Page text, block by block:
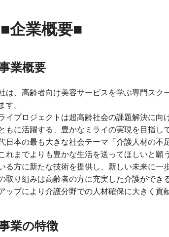
■企業概要■
業概要
は、高齢者向け美容サービスを学ぶ専門スク
す。
イプロジェクトは超高齢社会の課題解決に
もに活躍する、豊かなミライの実現を目指し
日本の最も大きな社会テーマ「介護人材の不
れまでよりも豊かな生活を送ってほしいと
る方に新たな技術を提供し、新しい未来に一
取り組みは高齢者の方に充実した介護がで
ップにより介護分野での人材確保に大きく貢
業の特徴